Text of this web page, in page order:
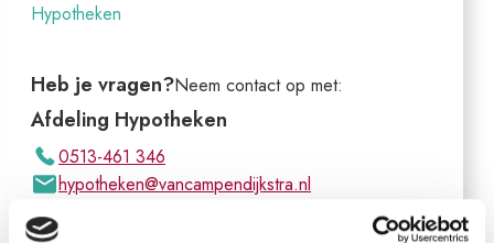
Hypotheken
Heb je vragen?Neem contact op met:
Afdeling Hypotheken
0513-461 346
hypotheken@vancampendijkstra.nl